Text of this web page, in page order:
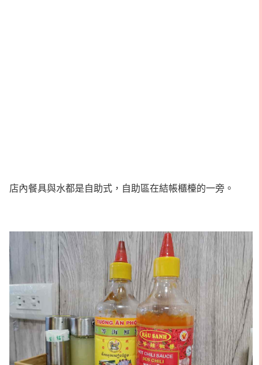
店內餐具與水都是自助式，自助區在結帳櫃檯的一旁。